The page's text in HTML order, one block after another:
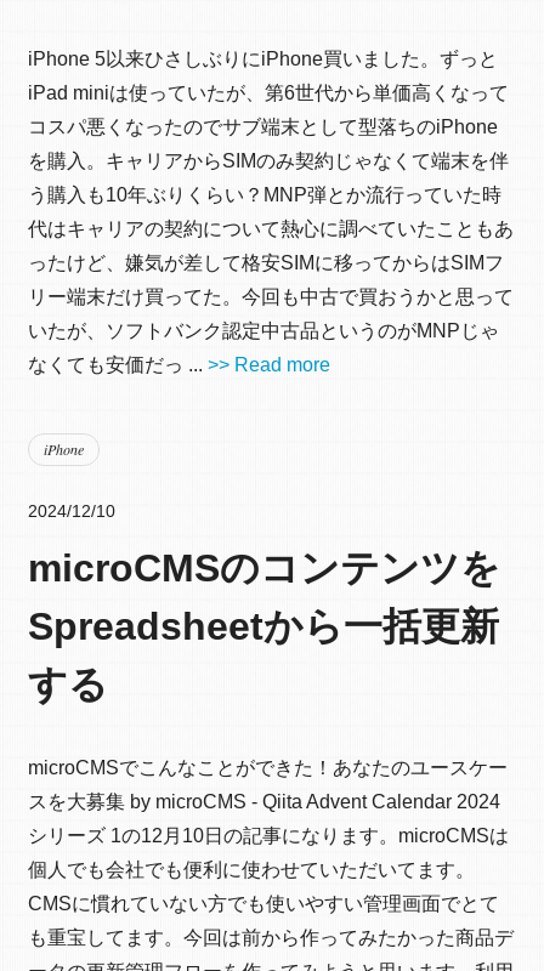
iPhone 5以来ひさしぶりにiPhone買いました。ずっと
iPad miniは使っていたが、第6世代から単価高くなって
コスパ悪くなったのでサブ端末として型落ちのiPhone
を購入。キャリアからSIMのみ契約じゃなくて端末を伴
う購入も10年ぶりくらい？MNP弾とか流行っていた時
代はキャリアの契約について熱心に調べていたこともあ
ったけど、嫌気が差して格安SIMに移ってからはSIMフ
リー端末だけ買ってた。今回も中古で買おうかと思って
いたが、ソフトバンク認定中古品というのがMNPじゃ
なくても安価だっ ... >> Read more
iPhone
2024/12/10
microCMSのコンテンツを
Spreadsheetから一括更新
する
microCMSでこんなことができた！あなたのユースケー
スを大募集 by microCMS - Qiita Advent Calendar 2024
シリーズ 1の12月10日の記事になります。microCMSは
個人でも会社でも便利に使わせていただいてます。
CMSに慣れていない方でも使いやすい管理画面でとて
も重宝してます。今回は前から作ってみたかった商品デ